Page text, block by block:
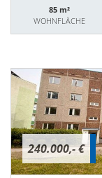
85 m²
WOHNFLÄCHE
240.000,- €